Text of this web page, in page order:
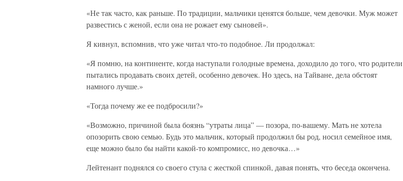
«Не так часто, как раньше. По традиции, мальчики ценятся больше, чем девочки. Муж может
развестись с женой, если она не рожает ему сыновей».
Я кивнул, вспомнив, что уже читал что-то подобное. Ли продолжал:
«Я помню, на континенте, когда наступали голодные времена, доходило до того, что родители
пытались продавать своих детей, особенно девочек. Но здесь, на Тайване, дела обстоят
намного лучше.»
«Тогда почему же ее подбросили?»
«Возможно, причиной была боязнь “утраты лица” — позора, по-вашему. Мать не хотела
опозорить свою семью. Будь это мальчик, который продолжил бы род, носил семейное имя,
еще можно было бы найти какой-то компромисс, но девочка…»
Лейтенант поднялся со своего стула с жесткой спинкой, давая понять, что беседа окончена.